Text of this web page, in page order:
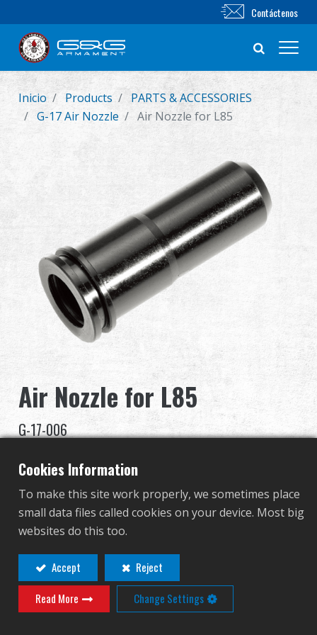
Nuevo producto
BB Series
Sistema de Entrenamiento
Distribuidor
Sobre nosotros
Identificarse
繁體中文
Français 日本語
Contáctenos
Inicio Products
PARTS & ACCESSORIES
G-17 Air Nozzle
Air Nozzle for L85
Air Nozzle for L85
G-17-006
Contact
¡Se requiere inicio de sesión de
distribuidor para ver este producto!
Cookies Information
To make this site work properly, we sometimes place
small data files called cookies on your device. Most big
websites do this too.
Accept
Reject
Read More
Change Settings